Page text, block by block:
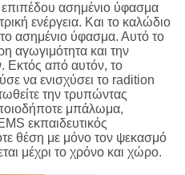
ασημένιο ύφασμα
ενέργεια. Και το καλώδιο
ασημένιο ύφασμα. Αυτό το
αγωγιμότητα και την
Εκτός από αυτόν, το
να ενισχύσει το radition
την τρυπώντας
μπάλωμα,
εκπαιδευτικός
θέση με μόνο τον ψεκασμό
μέχρι το χρόνο και χώρο.